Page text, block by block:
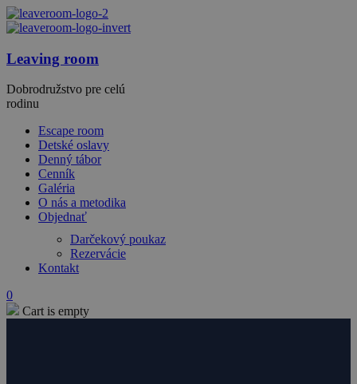
Leaving room
Dobrodružstvo pre celú
rodinu
Escape room
Detské oslavy
Denný tábor
Cenník
Galéria
O nás a metodika
Objednať
Darčekový poukaz
Rezervácie
Kontakt
0
Cart is empty